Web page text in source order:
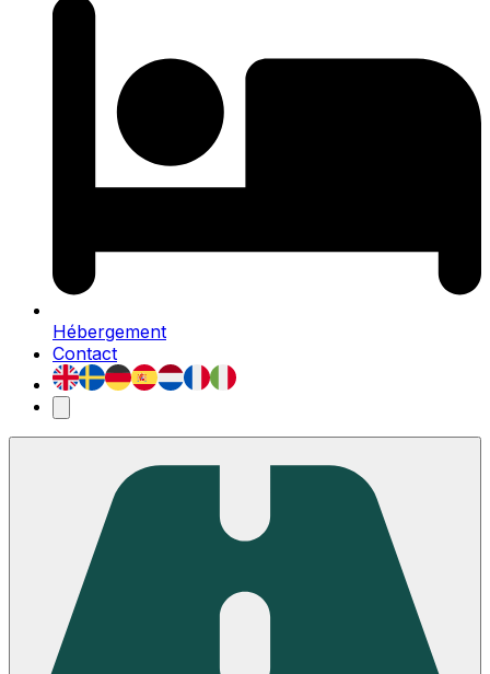
Hébergement
Contact